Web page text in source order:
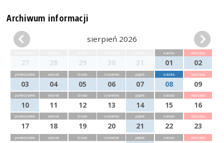
Archiwum informacji
sierpień 2026
27 28 29 30 31
sobota
01
niedziela
02
poniedziałek
03
wtorek
04
środa
05
czwartek
06
piątek
07
sobota
08
niedziela
09
poniedziałek
10
wtorek
11
środa
12
czwartek
13
piątek
14
sobota
15
niedziela
16
poniedziałek
17
wtorek
18
środa
19
czwartek
20
piątek
21
sobota
22
niedziela
23
poniedziałek wtorek środa czwartek piątek sobota niedziela